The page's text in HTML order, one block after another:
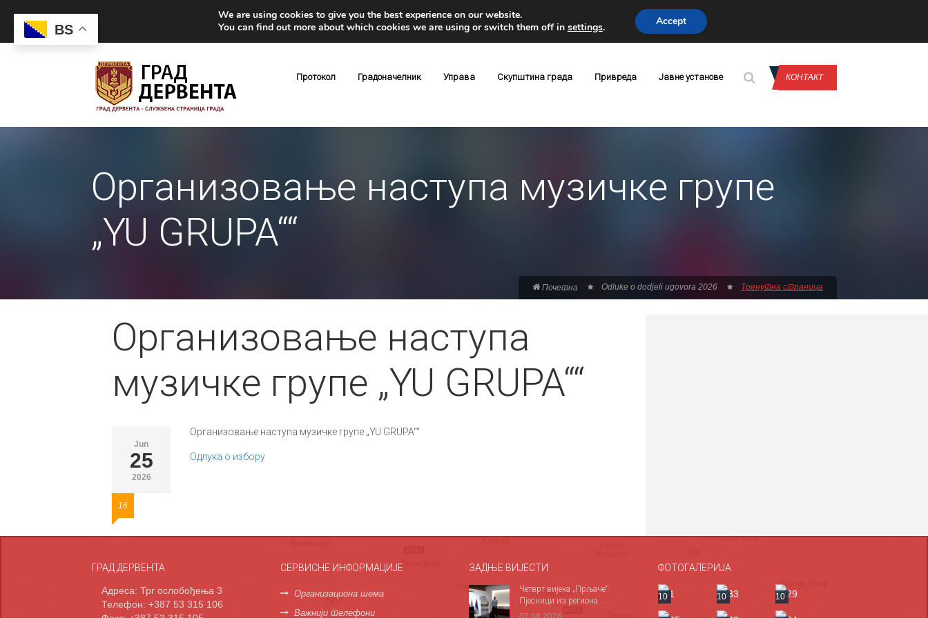
Протокол Градоначелник Управа Скупштина града Привреда Јавне установе КОНТАКТ
Организовање наступа музичке групе
„YU GRUPA““
Почетна Odluke o dodjeli ugovora 2026 Тренутна страница
Организовање наступа
музичке групе „YU GRUPA““
Jun
25
2026
16
Организовање наступа музичке групе „YU GRUPA““
Одлука о избору
ГРАД ДЕРВЕНТА
Адреса: Трг ослобођења 3
Телефон: +387 53 315 106
СЕРВИСНЕ ИНФОРМАЦИЈЕ
Организациона шема
Важнији телефони
ЗАДЊЕ ВИЈЕСТИ
Четврт вијека „Прљаче“:
Пјесници из региона...
ФОТОГАЛЕРИЈА
10 10 10
BS
We are using cookies to give you the best experience on our website.
You can find out more about which cookies we are using or switch them off in settings. Accept